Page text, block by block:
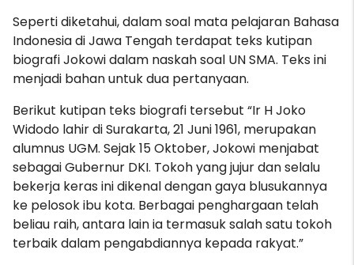
Seperti diketahui, dalam soal mata pelajaran Bahasa
Indonesia di Jawa Tengah terdapat teks kutipan
biografi Jokowi dalam naskah soal UN SMA. Teks ini
menjadi bahan untuk dua pertanyaan.
Berikut kutipan teks biografi tersebut “Ir H Joko
Widodo lahir di Surakarta, 21 Juni 1961, merupakan
alumnus UGM. Sejak 15 Oktober, Jokowi menjabat
sebagai Gubernur DKI. Tokoh yang jujur dan selalu
bekerja keras ini dikenal dengan gaya blusukannya
ke pelosok ibu kota. Berbagai penghargaan telah
beliau raih, antara lain ia termasuk salah satu tokoh
terbaik dalam pengabdiannya kepada rakyat.”